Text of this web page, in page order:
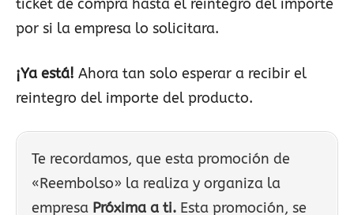
ticket de compra hasta el reintegro del importe
por si la empresa lo solicitara.
¡Ya está! Ahora tan solo esperar a recibir el
reintegro del importe del producto.
Te recordamos, que esta promoción de
«Reembolso» la realiza y organiza la
empresa Próxima a ti. Esta promoción, se